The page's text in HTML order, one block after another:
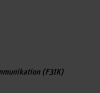
(F3IK)